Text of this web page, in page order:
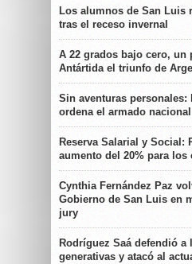
Los alumnos de San Luis
tras el receso invernal
A 22 grados bajo cero, un
Antártida el triunfo de
Sin aventuras personales:
ordena el armado nacional
Reserva Salarial y Social:
aumento del 20% para
Cynthia Fernández Paz
Gobierno de San Luis en
jury
Rodríguez Saá defendió a
generativas y atacó al